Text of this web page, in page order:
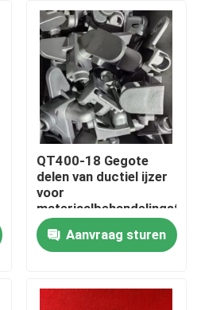
QT400-18 Gegote
delen van ductiel ijzer
voor
Aanvraag sturen